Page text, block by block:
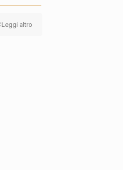
Leggi altro